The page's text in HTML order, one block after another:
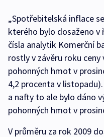
„Spotřebitelská inflace
kterého bylo dosaženo v
čísla analytik Komerční
rostly v závěru roku ceny
pohonných hmot v
4,2 procenta v
a nafty to ale bylo dáno
pohonných hmot v
V průměru za rok 2009